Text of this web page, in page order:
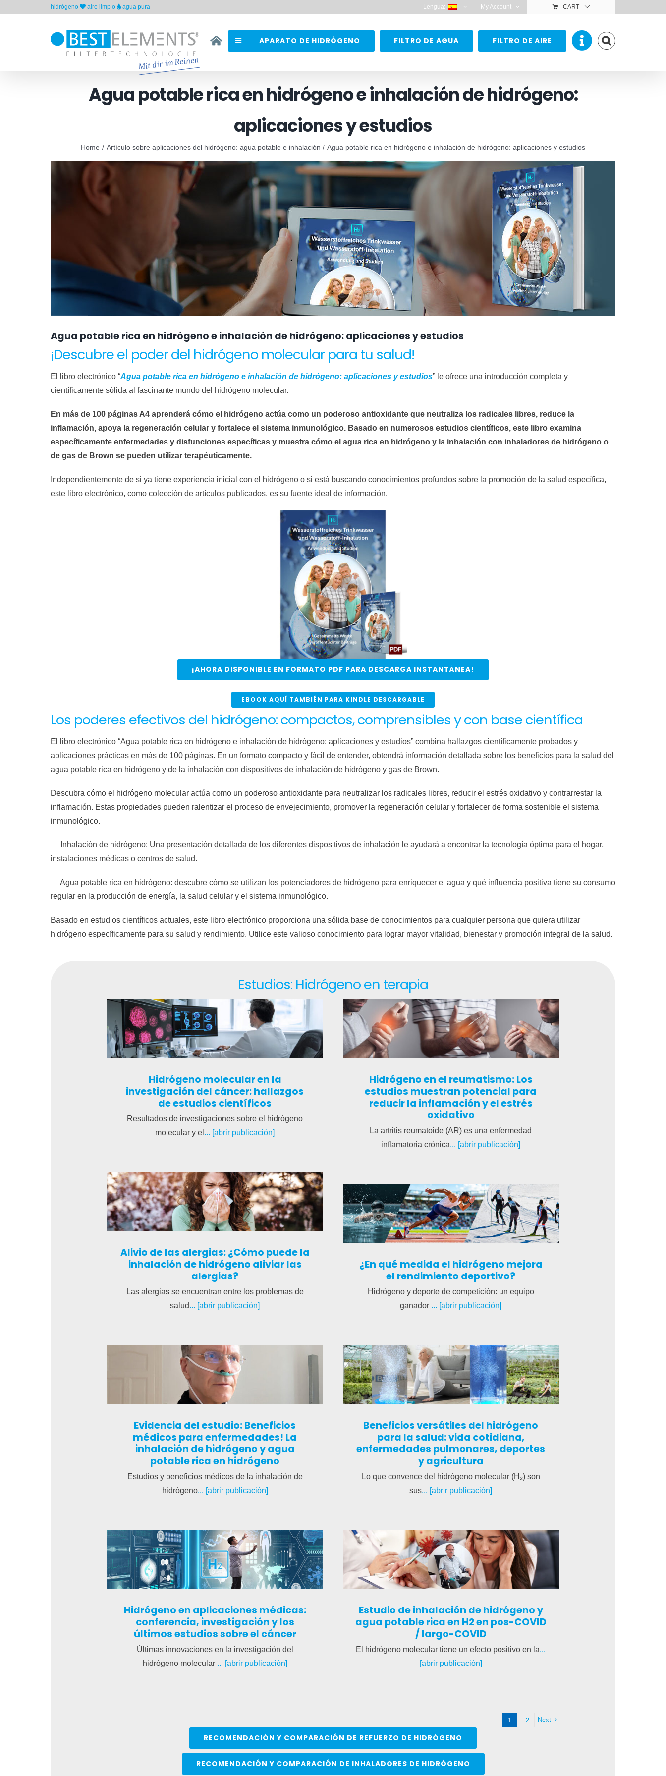
hidrógeno aire limpio agua pura Lengua: My Account CART
APARATO DE HIDRÓGENO FILTRO DE AGUA FILTRO DE AIRE
Agua potable rica en hidrógeno e inhalación de hidrógeno:
aplicaciones y estudios
Home Artículo sobre aplicaciones del hidrógeno: agua potable e inhalación Agua potable rica en hidrógeno e inhalación de hidrógeno: aplicaciones y estudios
Agua potable rica en hidrógeno e inhalación de hidrógeno: aplicaciones y estudios
¡Descubre el poder del hidrógeno molecular para tu salud!
El libro electrónico “Agua potable rica en hidrógeno e inhalación de hidrógeno: aplicaciones y estudios” le ofrece una introducción completa y
científicamente sólida al fascinante mundo del hidrógeno molecular.
En más de 100 páginas A4 aprenderá cómo el hidrógeno actúa como un poderoso antioxidante que neutraliza los radicales libres, reduce la
inflamación, apoya la regeneración celular y fortalece el sistema inmunológico. Basado en numerosos estudios científicos, este libro examina
específicamente enfermedades y disfunciones específicas y muestra cómo el agua rica en hidrógeno y la inhalación con inhaladores de hidrógeno o
de gas de Brown se pueden utilizar terapéuticamente.
Independientemente de si ya tiene experiencia inicial con el hidrógeno o si está buscando conocimientos profundos sobre la promoción de la salud específica,
este libro electrónico, como colección de artículos publicados, es su fuente ideal de información.
¡AHORA DISPONIBLE EN FORMATO PDF PARA DESCARGA INSTANTÁNEA!
EBOOK AQUÍ TAMBIÉN PARA KINDLE DESCARGABLE
Los poderes efectivos del hidrógeno: compactos, comprensibles y con base científica
El libro electrónico “Agua potable rica en hidrógeno e inhalación de hidrógeno: aplicaciones y estudios” combina hallazgos científicamente probados y
aplicaciones prácticas en más de 100 páginas. En un formato compacto y fácil de entender, obtendrá información detallada sobre los beneficios para la salud del
agua potable rica en hidrógeno y de la inhalación con dispositivos de inhalación de hidrógeno y gas de Brown.
Descubra cómo el hidrógeno molecular actúa como un poderoso antioxidante para neutralizar los radicales libres, reducir el estrés oxidativo y contrarrestar la
inflamación. Estas propiedades pueden ralentizar el proceso de envejecimiento, promover la regeneración celular y fortalecer de forma sostenible el sistema
inmunológico.
🔹 Inhalación de hidrógeno: Una presentación detallada de los diferentes dispositivos de inhalación le ayudará a encontrar la tecnología óptima para el hogar,
instalaciones médicas o centros de salud.
🔹 Agua potable rica en hidrógeno: descubre cómo se utilizan los potenciadores de hidrógeno para enriquecer el agua y qué influencia positiva tiene su consumo
regular en la producción de energía, la salud celular y el sistema inmunológico.
Basado en estudios científicos actuales, este libro electrónico proporciona una sólida base de conocimientos para cualquier persona que quiera utilizar
hidrógeno específicamente para su salud y rendimiento. Utilice este valioso conocimiento para lograr mayor vitalidad, bienestar y promoción integral de la salud.
Estudios: Hidrógeno en terapia
Hidrógeno molecular en la
investigación del cáncer: hallazgos
de estudios científicos
Resultados de investigaciones sobre el hidrógeno
molecular y el ... [abrir publicación]
Hidrógeno en el reumatismo: Los
estudios muestran potencial para
reducir la inflamación y el estrés
oxidativo
La artritis reumatoide (AR) es una enfermedad
inflamatoria crónica... [abrir publicación]
Alivio de las alergias: ¿Cómo puede la
inhalación de hidrógeno aliviar las
alergias?
Las alergias se encuentran entre los problemas de
salud... [abrir publicación]
¿En qué medida el hidrógeno mejora
el rendimiento deportivo?
Hidrógeno y deporte de competición: un equipo
ganador ... [abrir publicación]
Evidencia del estudio: Beneficios
médicos para enfermedades! La
inhalación de hidrógeno y agua
potable rica en hidrógeno
Estudios y beneficios médicos de la inhalación de
hidrógeno... [abrir publicación]
Beneficios versátiles del hidrógeno
para la salud: vida cotidiana,
enfermedades pulmonares, deportes
y agricultura
Lo que convence del hidrógeno molecular (H₂) son
sus... [abrir publicación]
Hidrógeno en aplicaciones médicas:
conferencia, investigación y los
últimos estudios sobre el cáncer
Últimas innovaciones en la investigación del
hidrógeno molecular ... [abrir publicación]
Estudio de inhalación de hidrógeno y
agua potable rica en H2 en pos-COVID
/ largo-COVID
El hidrógeno molecular tiene un efecto positivo en la...
[abrir publicación]
1 2 Next
RECOMENDACIÓN Y COMPARACIÓN DE REFUERZO DE HIDRÓGENO
RECOMENDACIÓN Y COMPARACIÓN DE INHALADORES DE HIDRÓGENO